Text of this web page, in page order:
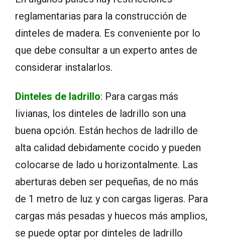
reglamentarias para la construcción de
dinteles de madera. Es conveniente por lo
que debe consultar a un experto antes de
considerar instalarlos.
Dinteles de ladrillo: Para cargas más
livianas, los dinteles de ladrillo son una
buena opción. Están hechos de ladrillo de
alta calidad debidamente cocido y pueden
colocarse de lado u horizontalmente. Las
aberturas deben ser pequeñas, de no más
de 1 metro de luz y con cargas ligeras. Para
cargas más pesadas y huecos más amplios,
se puede optar por dinteles de ladrillo